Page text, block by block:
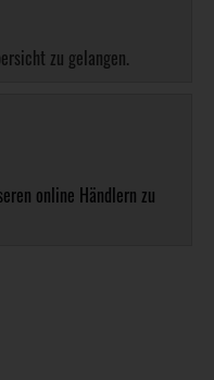
zu gelangen.
online Händlern zu